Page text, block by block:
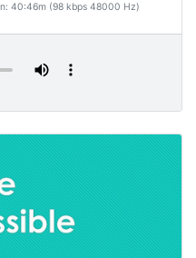
40:46m (98 kbps 48000 Hz)